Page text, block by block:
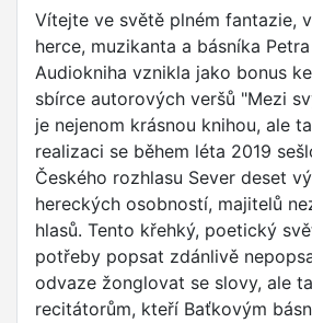
Vítejte ve světě plném fantazie,
herce, muzikanta a básníka
Audiokniha vznikla jako bonus
sbírce autorových veršů "Mezi
je nejenom krásnou knihou, ale
realizaci se během léta 2019
Českého rozhlasu Sever deset
hereckých osobností, majitelů
hlasů. Tento křehký, poetický
potřeby popsat zdánlivě
odvaze žonglovat se slovy, ale
recitátorům, kteří Baťkovým